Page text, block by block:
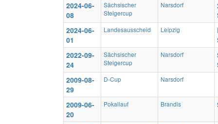
2024-06-
08
Sächsischer
Steigercup
Narsdorf
2024-06-
01
Landesausscheid Leipzig
2022-09-
24
Sächsischer
Steigercup
Narsdorf
2009-08-
29
D-Cup Narsdorf
2009-06-
20
Pokallauf Brandis